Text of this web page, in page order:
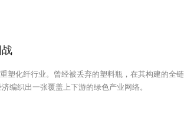
塑化纤行业。曾经被丢弃的塑料瓶，在其构建的全链
编织出一张覆盖上下游的绿色产业网络。